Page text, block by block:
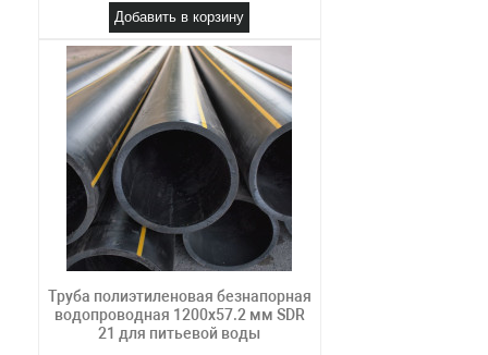
Добавить в корзину
Труба полиэтиленовая безнапорная
водопроводная 1200х57.2 мм SDR
21 для питьевой воды